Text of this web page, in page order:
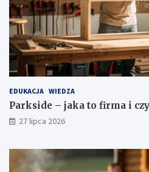
EDUKACJA WIEDZA
Parkside – jaka to firma i
27 lipca 2026